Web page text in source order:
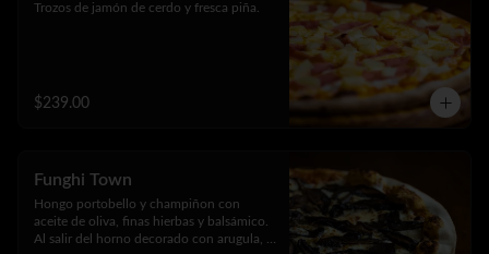
Trozos de jamón de cerdo y fresca piña.
$239.00
Funghi Town
Hongo portobello y champiñon con
aceite de oliva, finas hierbas y balsámico.
Al salir del horno decorado con arugula,